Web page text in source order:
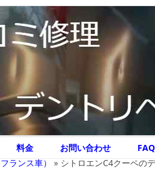
テクニック
ントリペア ジェイテクニック
料金 お問い合わせ FAQ
ランス車） » シトロエンC4クーペの